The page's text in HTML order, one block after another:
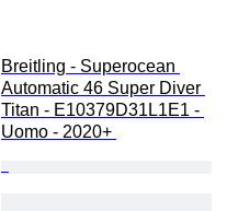
Breitling - Superocean
Automatic 46 Super Diver
Titan - E10379D31L1E1 -
Uomo - 2020+